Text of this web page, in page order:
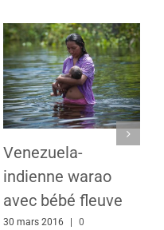
Venezuela-
indienne warao
avec bébé fleuve
30 mars 2016
0